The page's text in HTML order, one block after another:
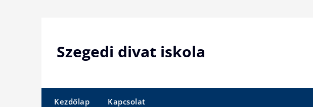
Szegedi divat iskola
Kezdőlap Kapcsolat